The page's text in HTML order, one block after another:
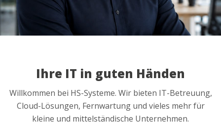
Ihre IT in guten Händen
Willkommen bei HS-Systeme. Wir bieten IT-Betreuung,
Cloud-Lösungen, Fernwartung und vieles mehr für
kleine und mittelständische Unternehmen.